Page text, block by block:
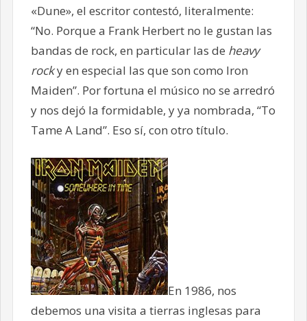
«Dune», el escritor contestó, literalmente:
“No. Porque a Frank Herbert no le gustan las
bandas de rock, en particular las de heavy
rocky en especial las que son como Iron
Maiden”. Por fortuna el músico no se arredró
y nos dejó la formidable, y ya nombrada, “To
Tame A Land”. Eso sí, con otro título.
En 1986, nos
debemos una visita a tierras inglesas para